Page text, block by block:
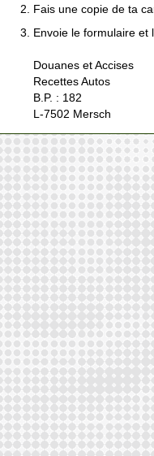
Fais une copie de ta
Envoie le formulaire et
Douanes et Accises
Recettes Autos
B.P. : 182
L-7502 Mersch